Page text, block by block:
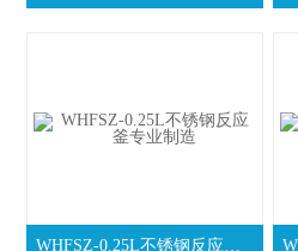
WHFSZ-0.25L不锈钢反应釜专业制造